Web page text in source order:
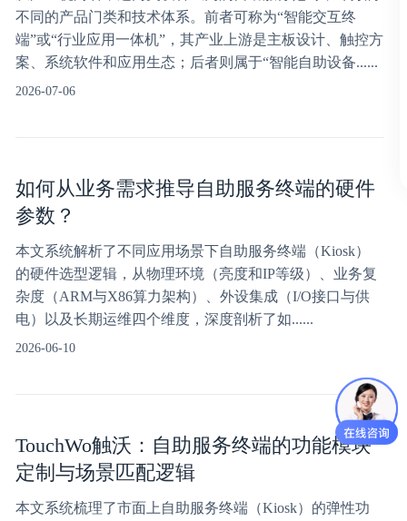
不同的产品门类和技术体系。前者可称为“智能交互终
端”或“行业应用一体机”，其产业上游是主板设计、触控方
案、系统软件和应用生态；后者则属于“智能自助设备......
2026-07-06
如何从业务需求推导自助服务终端的硬件
参数？
本文系统解析了不同应用场景下自助服务终端（Kiosk）
的硬件选型逻辑，从物理环境（亮度和IP等级）、业务复
杂度（ARM与X86算力架构）、外设集成（I/O接口与供
电）以及长期运维四个维度，深度剖析了如......
2026-06-10
TouchWo触沃：自助服务终端的功能模块
定制与场景匹配逻辑
本文系统梳理了市面上自助服务终端（Kiosk）的弹性功